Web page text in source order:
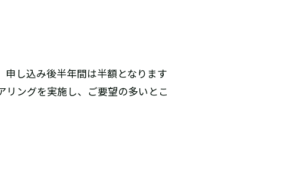
し込み後半年間は半額となります
リングを実施し、ご要望の多いとこ